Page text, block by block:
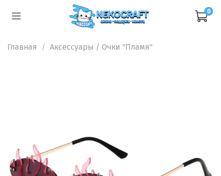
0
Главная Аксессуары / Очки "Пламя"